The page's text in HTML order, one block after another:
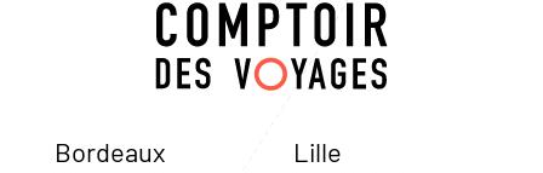
Bordeaux Lille